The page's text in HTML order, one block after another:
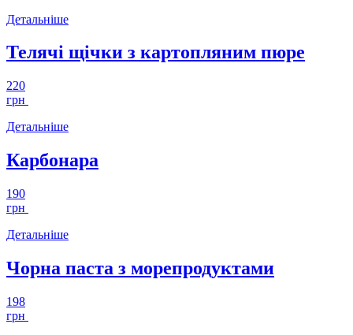
Детальніше
Телячі щічки з картопляним пюре
220
грн
Детальніше
Карбонара
190
грн
Детальніше
Чорна паста з морепродуктами
198
грн